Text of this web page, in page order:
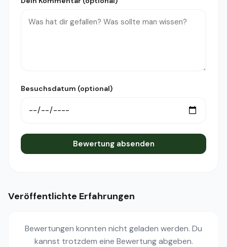
Besuchsdatum (optional)
Bewertung absenden
Veröffentlichte Erfahrungen
Bewertungen konnten nicht geladen werden. Du
kannst trotzdem eine Bewertung abgeben.